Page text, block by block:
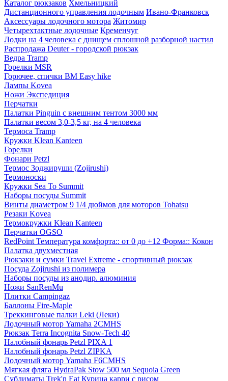
Каталог рюкзаков Хмельницкий
Дистанционного управления лодочным Ивано-Франковск
Аксессуары лодочного мотора Житомир
Четырехтактные лодочные Кременчуг
Лодки на 4 человека с днищем сплошной разборной настил
Распродажа Deuter - городской рюкзак
Ведра Tramp
Горелки MSR
Горючее, спички BM Easy hike
Лампы Kovea
Ножи Экспедиция
Перчатки
Палатки Pinguin с внешним тентом 3000 мм
Палатки весом 3,0-3,5 кг, на 4 человека
Термоса Tramp
Кружки Klean Kanteen
Горелки
Фонари Petzl
Термос Зоджируши (Zojirushi)
Термоноски
Кружки Sea To Summit
Наборы посуды Summit
Винты диаметром 9 1/4 дюймов для моторов Tohatsu
Резаки Kovea
Термокружки Klean Kanteen
Перчатки OGSO
RedPoint Температура комфорта:: от 0 до +12 Форма:: Кокон
Палатка двухместная
Рюкзаки и сумки Travel Extreme - спортивный рюкзак
Посуда Zojirushi из полимера
Наборы посуды из анодир. алюминия
Ножи SanRenMu
Плитки Campingaz
Баллоны Fire-Maple
Треккинговые палки Leki (Леки)
Лодочный мотор Yamaha 2CMHS
Рюкзак Terra Incognita Snow-Tech 40
Налобный фонарь Petzl PIXA 1
Налобный фонарь Petzl ZIPKA
Лодочный мотор Yamaha F6CMHS
Мягкая фляга HydraPak Stow 500 мл Sequoia Green
Сублиматы Trek'n Eat Курица карри с рисом